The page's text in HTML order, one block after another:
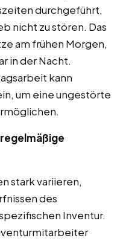
durchgeführt,
nicht zu stören. Das
am frühen Morgen,
in der Nacht.
kann
um eine ungestörte
stark variieren,
des
Inventur.